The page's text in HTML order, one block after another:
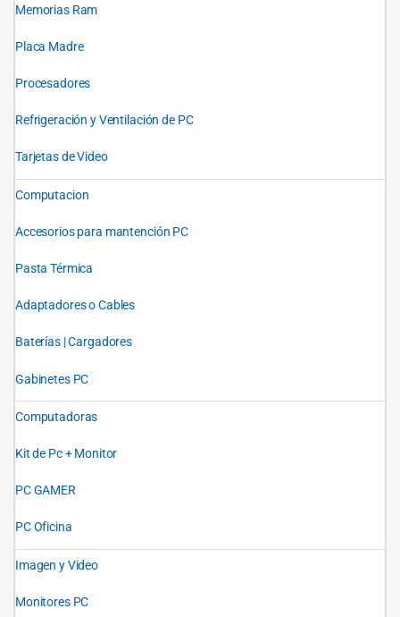
Memorias Ram
Placa Madre
Procesadores
Refrigeración y Ventilación de PC
Tarjetas de Video
Computacion
Accesorios para mantención PC
Pasta Térmica
Adaptadores o Cables
Baterías | Cargadores
Gabinetes PC
Computadoras
Kit de Pc + Monitor
PC GAMER
PC Oficina
Imagen y Video
Monitores PC